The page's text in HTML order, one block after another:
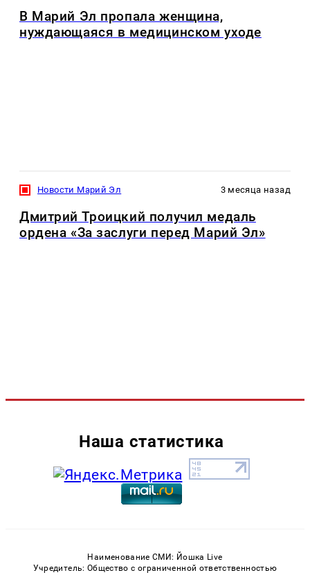
В Марий Эл пропала женщина,
нуждающаяся в медицинском уходе
Новости Марий Эл 3 месяца назад
Дмитрий Троицкий получил медаль
ордена «За заслуги перед Марий Эл»
Наша статистика
Наименование СМИ: Йошка Live
Учредитель: Общество с ограниченной ответственностью